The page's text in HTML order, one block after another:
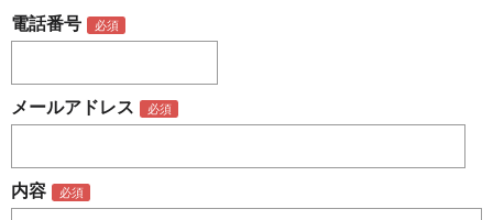
電話番号
メールアドレス
内容